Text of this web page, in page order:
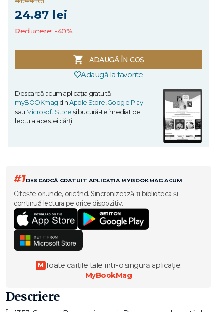
24.87 lei
Reducere: -40%
ADAUGĂ ÎN COȘ
Adaugă la favorite
Descarcă acum aplicația gratuită
myBOOKmag dinApple Store Google Play
sau Microsoft Storeși bucură-te imediat de
lectura acestei cărți!
#1DESCARCĂ GRATUIT APLICAȚIA MYBOOKMAG ACUM
Citește oriunde, oricând. Sincronizează-ți biblioteca și
continuă lectura pe orice dispozitiv.
M Toate cărțile tale într-o singură aplicație:
MyBookMag
Descriere